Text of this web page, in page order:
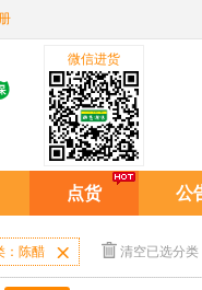
微信进货
点货 公
：陈醋  清空已选分类